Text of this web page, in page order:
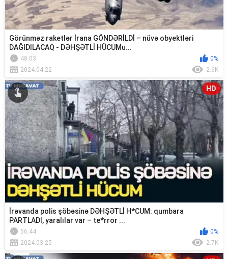
Görünməz raketlər İrana GÖNDƏRİLDİ – nüvə obyektləri
DAĞIDILACAQ - DƏHŞƏTLİ HÜCUMu...
48:03
0%
2024.04.22
2.6K
HD
İrəvanda polis şöbəsinə DƏHŞƏTLİ H*CUM: qumbara
PARTLADI, yaralılar var – te*rror ...
56:44
0%
2024.03.25
2.7K